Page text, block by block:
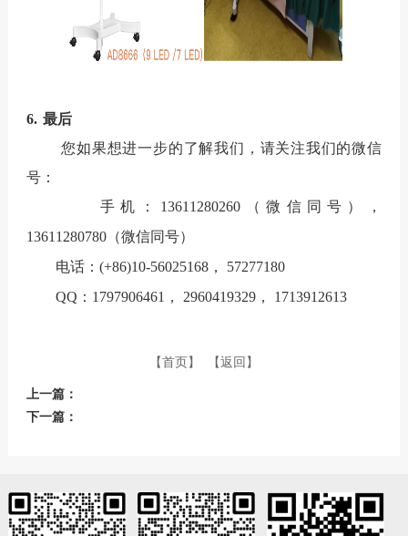
6. 最后
您如果想进一步的了解我们，请关注我们的微信
号：
手机：13611280260（微信同号），
13611280780（微信同号）
电话：(+86)10-56025168， 57277180
QQ：1797906461， 2960419329， 1713912613
【首页】 【返回】
上一篇：
下一篇：